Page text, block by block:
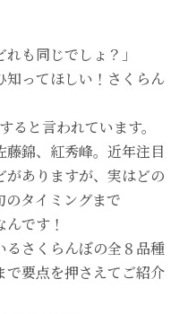
も同じでしょ？」
ってほしい！さくらん
ると言われています。
藤錦、紅秀峰。近年注目
がありますが、実はどの
のタイミングまで
です！
さくらんぼの全８品種
で要点を押さえてご紹介